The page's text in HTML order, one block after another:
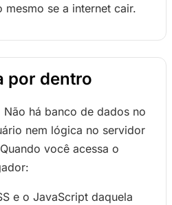
se a internet cair.
por dentro
Não há banco de dados no
nem lógica no servidor
você acessa o
e o JavaScript daquela